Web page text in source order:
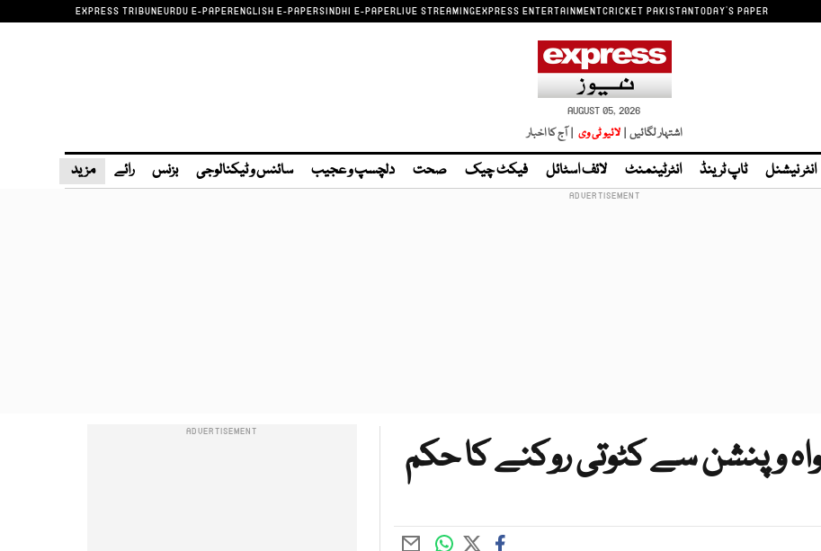
EXPRESS TRIBUNEURDU E-PAPERENGLISH E-PAPERSINDHI E-PAPERLIVE STREAMINGEXPRESS ENTERTAINMENTCRICKET PAKISTANTODAY'S PAPER
AUGUST 05, 2026
اشتہار لگائیں | لائیو ٹی وی | آج کا اخبار
انٹر نیشنل ٹاپ ٹرینڈ انٹرٹینمنٹ لائف اسٹائل فیکٹ چیک صحت دلچسپ و عجیب سائنس و ٹیکنالوجی بزنس رائے مزید
و پنشن سے کٹوتی روکنے کا حکم